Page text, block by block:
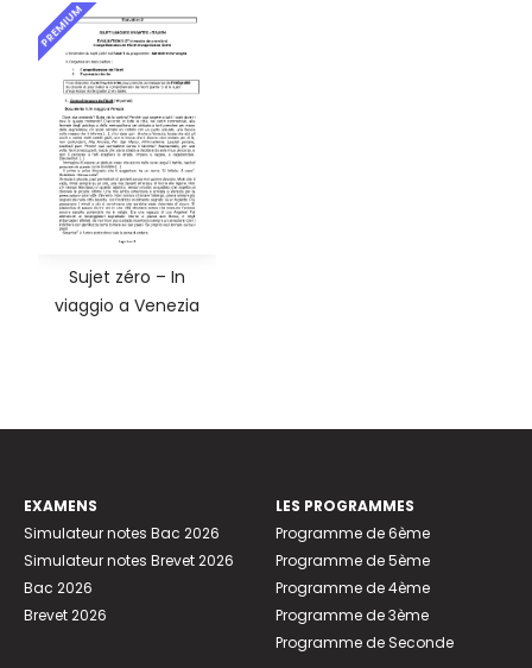
PREMIUM
Sujet zéro – In
viaggio a Venezia
EXAMENS
Simulateur notes Bac 2026
Simulateur notes Brevet 2026
Bac 2026
Brevet 2026
LES PROGRAMMES
Programme de 6ème
Programme de 5ème
Programme de 4ème
Programme de 3ème
Programme de Seconde